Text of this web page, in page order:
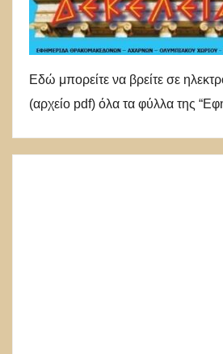
Εδώ μπορείτε να βρείτε σε
(αρχείο pdf) όλα τα φύλλα της